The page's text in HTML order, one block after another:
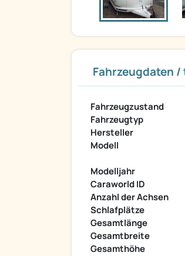
Fahrzeugdaten
Fahrzeugzustand
Fahrzeugtyp
Hersteller
Modell
Modelljahr
Caraworld ID
Anzahl der Achsen
Schlafplätze
Gesamtlänge
Gesamtbreite
Gesamthöhe